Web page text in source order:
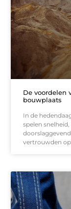
De voordelen
bouwplaats
In de
spelen
vertrouwden